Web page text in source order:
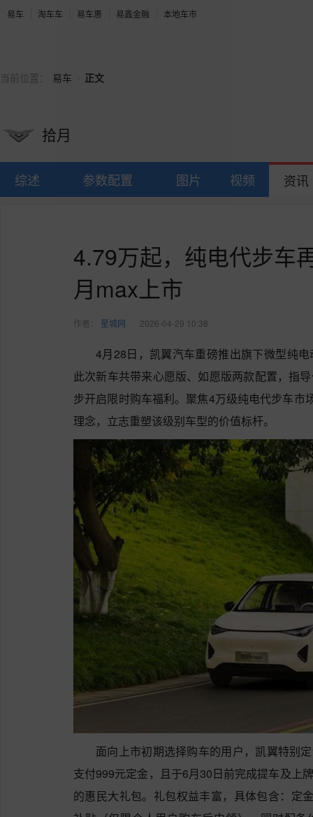
易车 淘车车 易车惠 易鑫金融 本地车市
当前位置： 易车 正文
拾月
综述 参数配置 图片 视频 资讯
4.79万起，纯电代步车
月max上市
作者： 星城网 2026-04-29 10:38
4月28日，凯翼汽车重磅推出旗下微型纯
此次新车共带来心愿版、如愿版两款配置，指
步开启限时购车福利。聚焦4万级纯电代步车市
理念，立志重塑该级别车型的价值标杆。
面向上市初期选择购车的用户，凯翼特别
支付999元定金，且于6月30日前完成提车及上
的惠民大礼包。礼包权益丰富，具体包含：定